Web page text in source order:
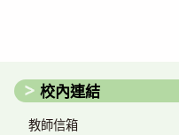
校內連結
教師信箱